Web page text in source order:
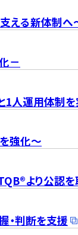
える新体制へ
－
1人運用体制
強化～
より公認
・判断を支援